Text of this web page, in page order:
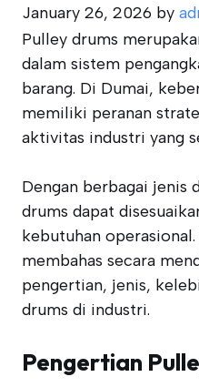
January 26, 2026 by
Pulley drums
dalam sistem
barang. Di Dumai,
memiliki peranan
aktivitas industri yang
Dengan berbagai jenis
drums dapat
kebutuhan
membahas secara
pengertian, jenis,
drums di industri.
Pengertian